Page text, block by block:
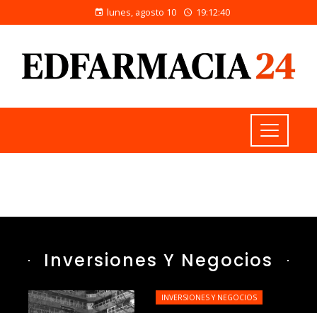
lunes, agosto 10 19:12:41
Inversiones Y Negocios
INVERSIONES Y NEGOCIOS